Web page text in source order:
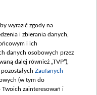
wyrazić zgody na
i zbierania danych,
i ich
danych osobowych przez
dalej również „TVP”),
Zaufanych
(w tym do
zainteresowań i